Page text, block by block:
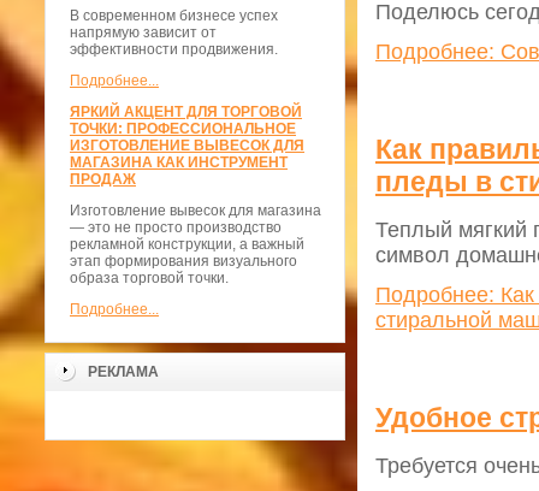
В современном бизнесе успех
напрямую зависит от
эффективности продвижения.
Подробнее...
ЯРКИЙ АКЦЕНТ ДЛЯ ТОРГОВОЙ
ТОЧКИ: ПРОФЕССИОНАЛЬНОЕ
ИЗГОТОВЛЕНИЕ ВЫВЕСОК ДЛЯ
МАГАЗИНА КАК ИНСТРУМЕНТ
ПРОДАЖ
Изготовление вывесок для магазина
— это не просто производство
рекламной конструкции, а важный
этап формирования визуального
образа торговой точки.
Подробнее...
РЕКЛАМА
Поделюсь
Подробнее:
Как
пледы в
Теплый мягкий
символ
Подробнее: Как
стиральной
Удобное
Требуется